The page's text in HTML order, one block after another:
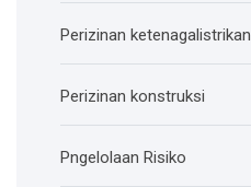
Perizinan ketenagalistrikan
Perizinan konstruksi
Pngelolaan Risiko